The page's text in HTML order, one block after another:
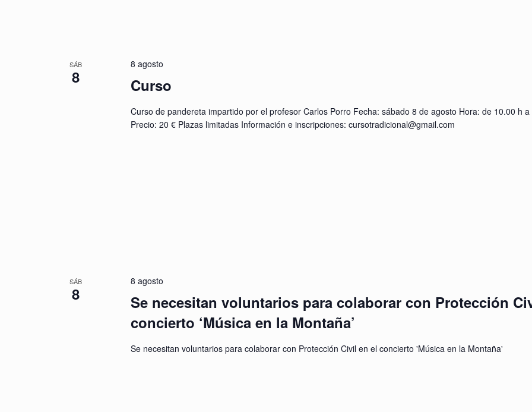
SÁB
8 Curso
8 agosto
Curso de pandereta impartido por el profesor Carlos Porro Fecha: sábado 8 de agosto Hora: de 10.00 h
Precio: 20 € Plazas limitadas Información e inscripciones: cursotradicional@gmail.com
SÁB
8
Se necesitan voluntarios para colaborar con Protección
concierto ‘Música en la Montaña’
8 agosto
Se necesitan voluntarios para colaborar con Protección Civil en el concierto 'Música en la Montaña'